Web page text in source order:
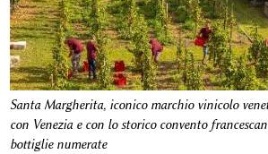
Santa Margherita, iconico marchio vinicolo
con Venezia e con lo storico convento
bottiglie numerate